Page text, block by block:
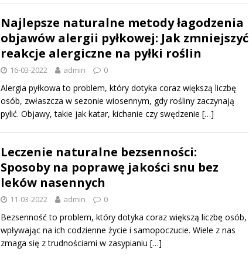
Najlepsze naturalne metody łagodzenia
objawów alergii pyłkowej: Jak zmniejszyć
reakcje alergiczne na pyłki roślin
16-03-2022 admin 0
Alergia pyłkowa to problem, który dotyka coraz większą liczbę
osób, zwłaszcza w sezonie wiosennym, gdy rośliny zaczynają
pylić. Objawy, takie jak katar, kichanie czy swędzenie […]
Leczenie naturalne bezsenności:
Sposoby na poprawę jakości snu bez
leków nasennych
11-03-2022 admin 0
Bezsenność to problem, który dotyka coraz większą liczbę osób,
wpływając na ich codzienne życie i samopoczucie. Wiele z nas
zmaga się z trudnościami w zasypianiu […]